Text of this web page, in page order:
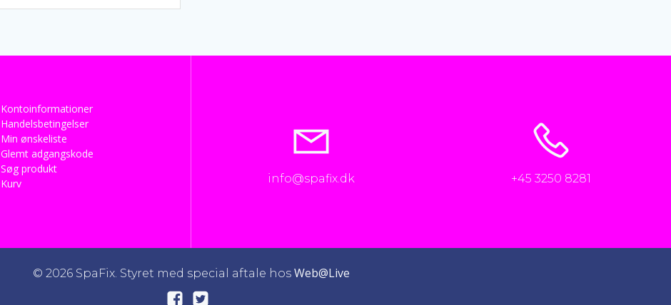
Kontoinformationer
Handelsbetingelser
Min ønskeliste
Glemt adgangskode
Søg produkt
Kurv
info@spafix.dk +45 3250 8281
© 2026 SpaFix. Styret med special aftale hos Web@Live